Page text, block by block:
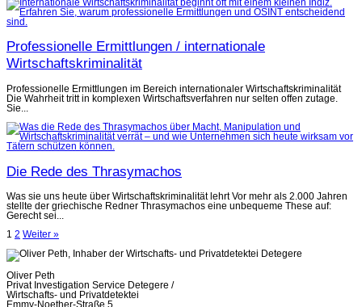
Professionelle Ermittlungen / internationale
Wirtschaftskriminalität
Professionelle Ermittlungen im Bereich internationaler Wirtschaftskriminalität
Die Wahrheit tritt in komplexen Wirtschaftsverfahren nur selten offen zutage.
Sie...
Die Rede des Thrasymachos
Was sie uns heute über Wirtschaftskriminalität lehrt Vor mehr als 2.000 Jahren
stellte der griechische Redner Thrasymachos eine unbequeme These auf:
Gerecht sei...
Seitennummerierung
der
Beiträge
1 2 Weiter »
Oliver Peth
Privat Investigation Service Detegere /
Wirtschafts- und Privatdetektei
Emmy-Noether-Straße 5